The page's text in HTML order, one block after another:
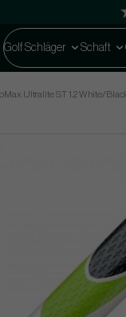
Golf Schläger Schaft
Ultralite ST 1.2 White/